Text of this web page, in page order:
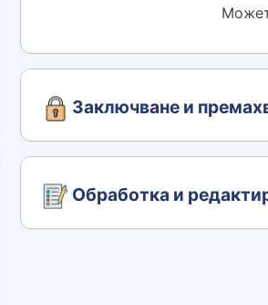
Заключване и
Обработка и